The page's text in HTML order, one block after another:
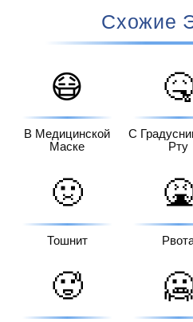
Схожие
😷
В Медицинской
Маске
С
Рту
🤢
Тошнит
🥵